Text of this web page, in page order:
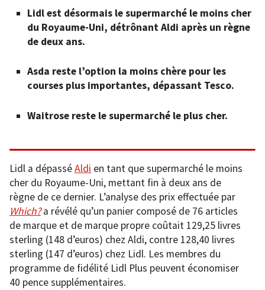
Lidl est désormais le supermarché le moins cher
du Royaume-Uni, détrônant Aldi après un règne
de deux ans.
Asda reste l’option la moins chère pour les
courses plus importantes, dépassant Tesco.
Waitrose reste le supermarché le plus cher.
Lidl a dépasséAldi en tant que supermarché le moins
cher du Royaume-Uni, mettant fin à deux ans de
règne de ce dernier. L’analyse des prix effectuée par
Which?a révélé qu’un panier composé de 76 articles
de marque et de marque propre coûtait 129,25 livres
sterling (148 d’euros) chez Aldi, contre 128,40 livres
sterling (147 d’euros) chez Lidl. Les membres du
programme de fidélité Lidl Plus peuvent économiser
40 pence supplémentaires.